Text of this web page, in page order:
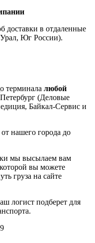
доставки в отдаленные
Юг России).
терминала любой
(Деловые
Байкал-Сервис и
нашего города до
мы высылаем вам
вы можете
груза на сайте
логист подберет для